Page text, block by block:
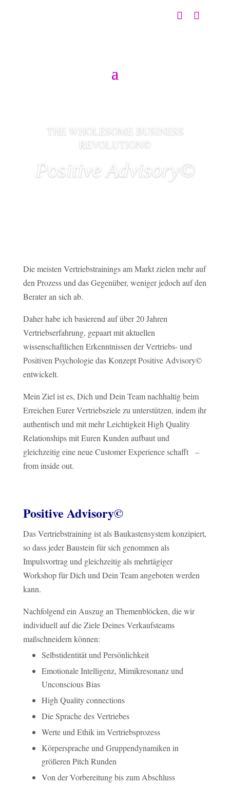
THE WHOLESOME BUSINESS
REVOLUTION©
Positive Advisory©
Die meisten Vertriebstrainings am Markt zielen mehr auf
den Prozess und das Gegenüber, weniger jedoch auf den
Berater an sich ab.
Daher habe ich basierend auf über 20 Jahren
Vertriebserfahrung, gepaart mit aktuellen
wissenschaftlichen Erkenntnissen der Vertriebs- und
Positiven Psychologie das Konzept Positive Advisory©
entwickelt.
Mein Ziel ist es, Dich und Dein Team nachhaltig beim
Erreichen Eurer Vertriebsziele zu unterstützen, indem ihr
authentisch und mit mehr Leichtigkeit High Quality
Relationships mit Euren Kunden aufbaut und
gleichzeitig eine neue Customer Experience schafft –
from inside out.
Positive Advisory©
Das Vertriebstraining ist als Baukastensystem konzipiert,
so dass jeder Baustein für sich genommen als
Impulsvortrag und gleichzeitig als mehrtägiger
Workshop für Dich und Dein Team angeboten werden
kann.
Nachfolgend ein Auszug an Themenblöcken, die wir
individuell auf die Ziele Deines Verkaufsteams
maßschneidern können:
Selbstidentität und Persönlichkeit
Emotionale Intelligenz, Mimikresonanz und
Unconscious Bias
High Quality connections
Die Sprache des Vertriebes
Werte und Ethik im Vertriebsprozess
Körpersprache und Gruppendynamiken in
größeren Pitch Runden
Von der Vorbereitung bis zum Abschluss